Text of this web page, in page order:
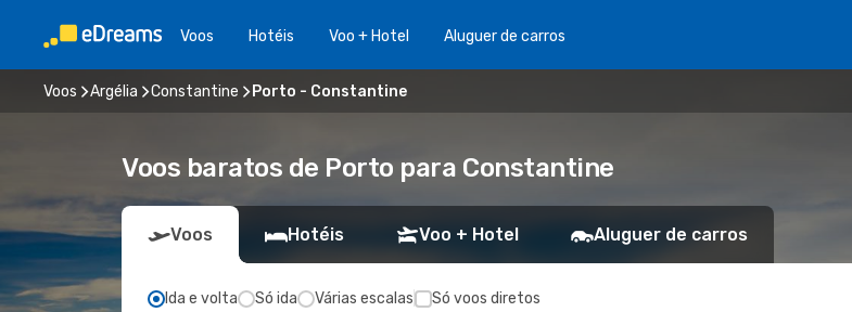
Voos Hotéis Voo + Hotel Aluguer de carros
Voos Argélia Constantine Porto - Constantine
Voos baratos de Porto para Constantine
Voos Hotéis Voo + Hotel Aluguer de carros
Ida e volta Só ida Várias escalas Só voos diretos